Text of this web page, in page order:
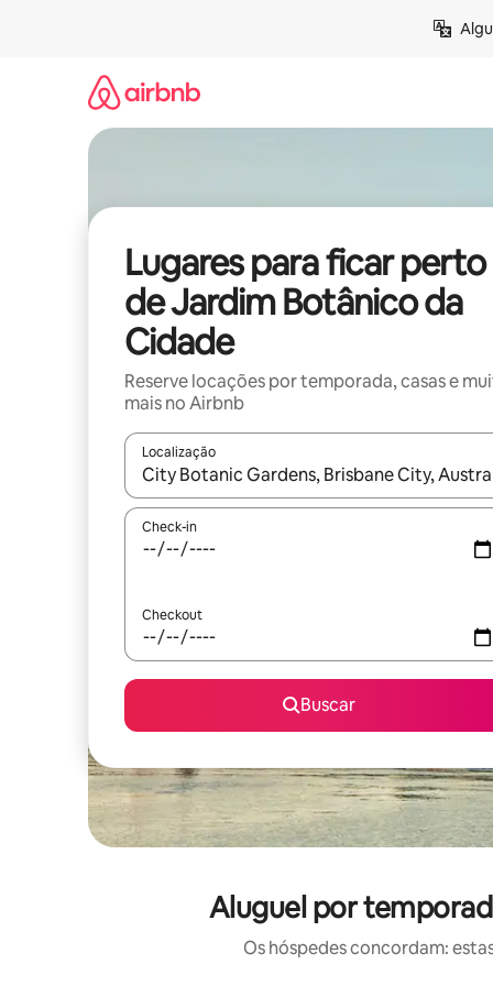
Lugares para ficar perto
de Jardim Botânico da
Cidade
Reserve locações por temporada, casas e
mais no Airbnb
Localização
Quando os resultados estiverem disponíveis,
Check-in
Checkout
Buscar
Aluguel por
Os hóspedes concordam: